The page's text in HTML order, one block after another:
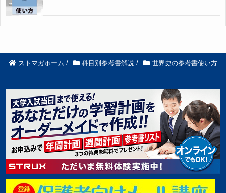
ストマガホーム / 科目別参考書解説 / 世界史の参考書使い方